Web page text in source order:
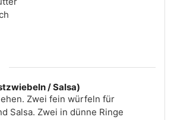
/ Salsa)
Zwei fein würfeln für
Salsa. Zwei in dünne Ringe